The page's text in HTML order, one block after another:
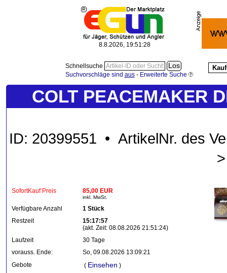
8.8.2026, 19:51:29
Schnellsuche
Suchvorschläge sind aus- Erweiterte Suche
COLT PEACEMAKER
ID: 20399551 • ArtikelNr. des
SofortKauf Preis 85,00 EUR
inkl. MwSt.
Verfügbare Anzahl
1 Stück
Restzeit
15:17:57
(akt. Zeit: 08.08.2026 21:51:24)
Laufzeit
30 Tage
vorauss. Ende:
So, 09.08.2026 13:09:21
Gebote
( Einsehen )